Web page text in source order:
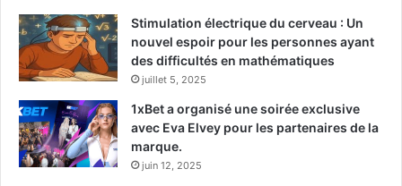
Stimulation électrique du cerveau : Un
nouvel espoir pour les personnes ayant
des difficultés en mathématiques
juillet 5, 2025
1xBet a organisé une soirée exclusive
avec Eva Elvey pour les partenaires de la
marque.
juin 12, 2025